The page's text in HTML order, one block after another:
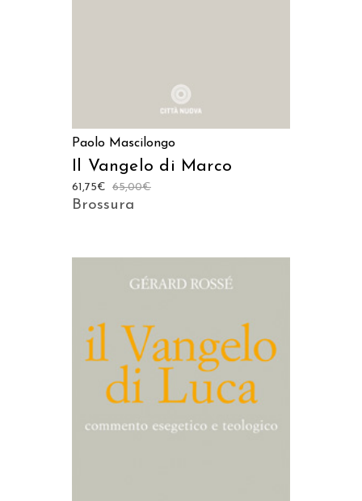
Paolo Mascilongo
Il Vangelo di Marco
65,00€
61,75€
Brossura